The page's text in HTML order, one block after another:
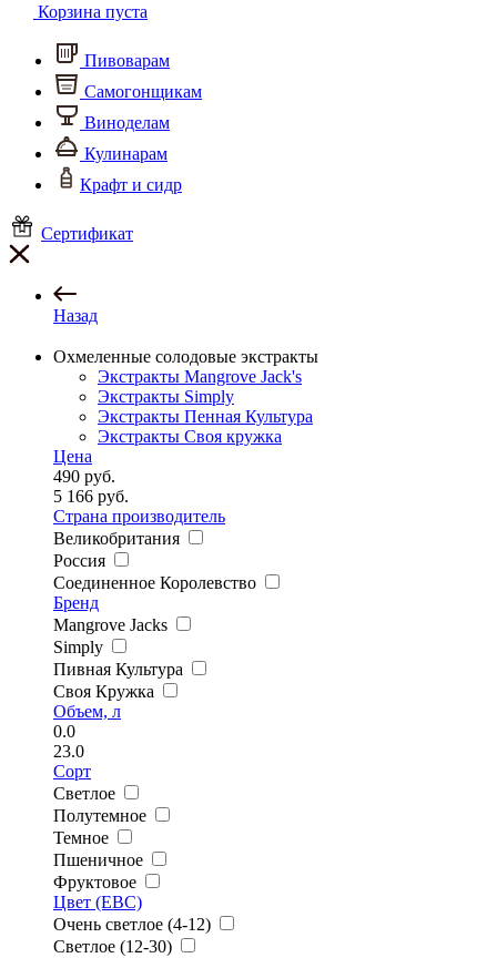
Корзина пуста
Пивоварам
Самогонщикам
Виноделам
Кулинарам
Крафт и сидр
Сертификат
Назад
Охмеленные солодовые экстракты
Экстракты Mangrove Jack's
Экстракты Simply
Экстракты Пенная Культура
Экстракты Своя кружка
Цена
490 руб.
5 166 руб.
Страна производитель
Великобритания
Россия
Соединенное Королевство
Бренд
Mangrove Jacks
Simply
Пивная Культура
Своя Кружка
Объем, л
0.0
23.0
Сорт
Светлое
Полутемное
Темное
Пшеничное
Фруктовое
Цвет (EBC)
Очень светлое (4-12)
Светлое (12-30)